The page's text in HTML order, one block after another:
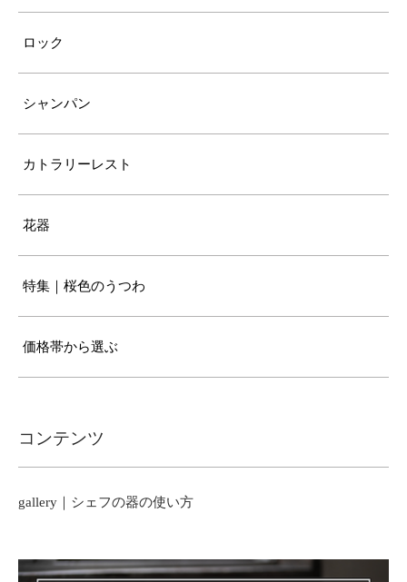
ロック
シャンパン
カトラリーレスト
花器
特集｜桜色のうつわ
価格帯から選ぶ
コンテンツ
gallery｜シェフの器の使い方